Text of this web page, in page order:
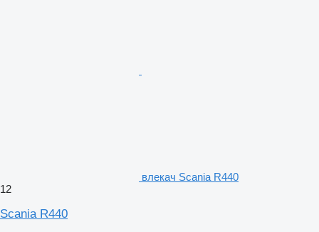
влекач Scania R440
12
Scania R440